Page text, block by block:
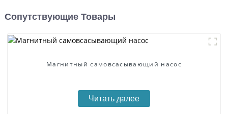
Сопутствующие Товары
Магнитный самовсасывающий насос
Читать далее